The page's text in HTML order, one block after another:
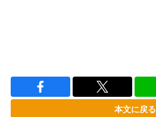
本文に戻る